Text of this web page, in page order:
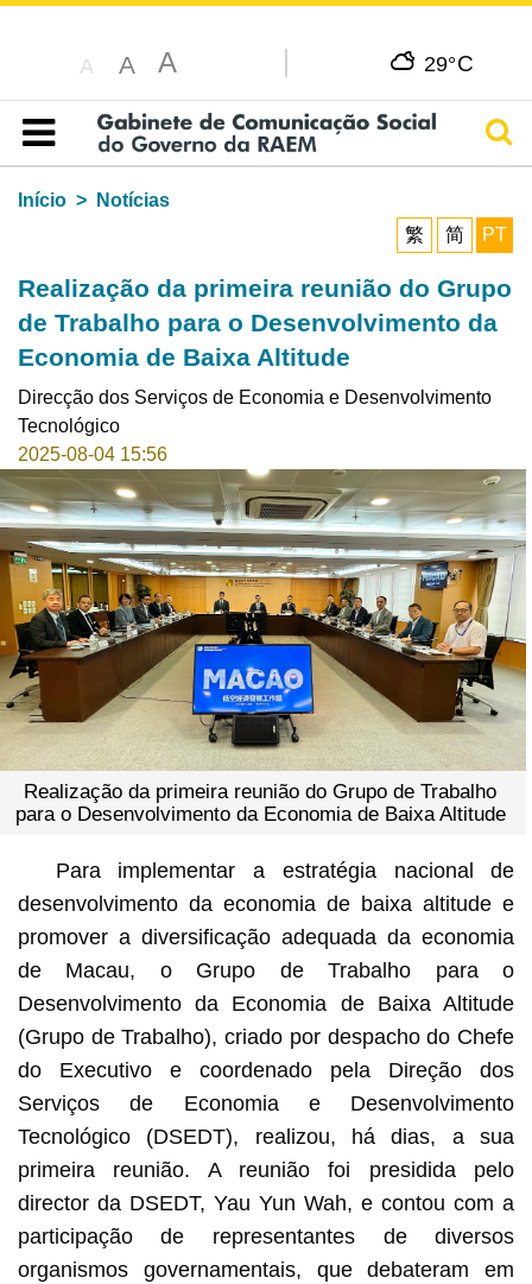
A A A 29°C
Índice
Início
Notícias
繁
简 PT
Realização da primeira reunião do Grupo
de Trabalho para o Desenvolvimento da
Economia de Baixa Altitude
Direcção dos Serviços de Economia e Desenvolvimento
Tecnológico
2025-08-04 15:56
Realização da primeira reunião do Grupo de Trabalho
para o Desenvolvimento da Economia de Baixa Altitude
Para implementar a estratégia nacional de
desenvolvimento da economia de baixa altitude e
promover a diversificação adequada da economia
de Macau, o Grupo de Trabalho para o
Desenvolvimento da Economia de Baixa Altitude
(Grupo de Trabalho), criado por despacho do Chefe
do Executivo e coordenado pela Direção dos
Serviços de Economia e Desenvolvimento
Tecnológico (DSEDT), realizou, há dias, a sua
primeira reunião. A reunião foi presidida pelo
director da DSEDT, Yau Yun Wah, e contou com a
participação de representantes de diversos
organismos governamentais, que debateram em